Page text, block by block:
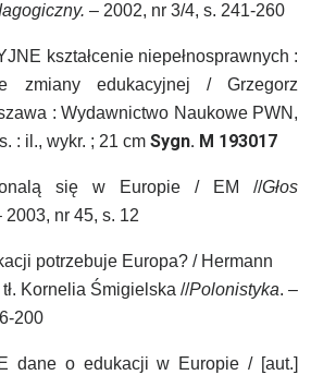
– 2002, nr 3/4, s. 241-260
kształcenie niepełnosprawnych :
zmiany edukacyjnej / Grzegorz
: Wydawnictwo Naukowe PWN,
: il., wykr. ; 21 cm Sygn. M 193017
się w Europie / EM //Głos
2003, nr 45, s. 12
potrzebuje Europa? / Hermann
Kornelia Śmigielska //Polonistyka. –
200
dane o edukacji w Europie / [aut.]